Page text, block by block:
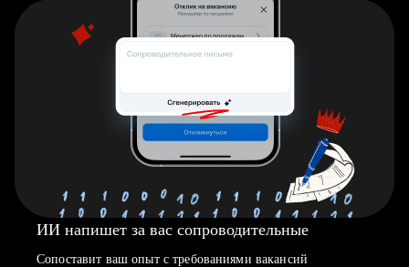
ИИ напишет за вас сопроводительные
Сопоставит ваш опыт с требованиями вакансий